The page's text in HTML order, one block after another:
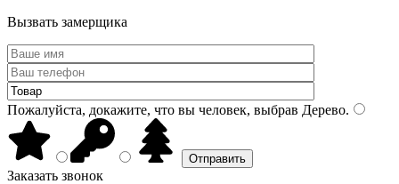
Вызвать замерщика
Пожалуйста, докажите, что вы человек, выбрав Дерево.
Заказать звонок